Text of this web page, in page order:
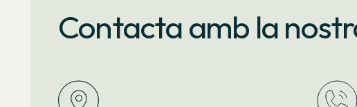
Contacta amb la